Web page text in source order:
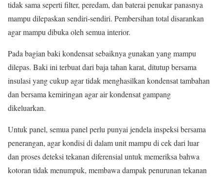
tidak sama seperti filter, peredam, dan baterai penukar panasnya
mampu dilepaskan sendiri-sendiri. Pembersihan total disarankan
agar mampu dibuka oleh semua interior.
Pada bagian baki kondensat sebaiknya gunakan yang mampu
dilepas. Baki ini terbuat dari baja tahan karat, ditutup bersama
insulasi yang cukup agar tidak menghasilkan kondensat tambahan
dan bersama kemiringan agar air kondensat gampang
dikeluarkan.
Untuk panel, semua panel perlu punyai jendela inspeksi bersama
penerangan, agar kondisi di dalam unit mampu di cek dari luar
dan proses deteksi tekanan diferensial untuk memeriksa bahwa
kotoran tidak menumpuk, membawa dampak penurunan tekanan